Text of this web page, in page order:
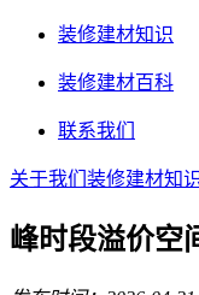
装修建材知识
装修建材百科
联系我们
关于我们 装修建材知
峰时段溢价空